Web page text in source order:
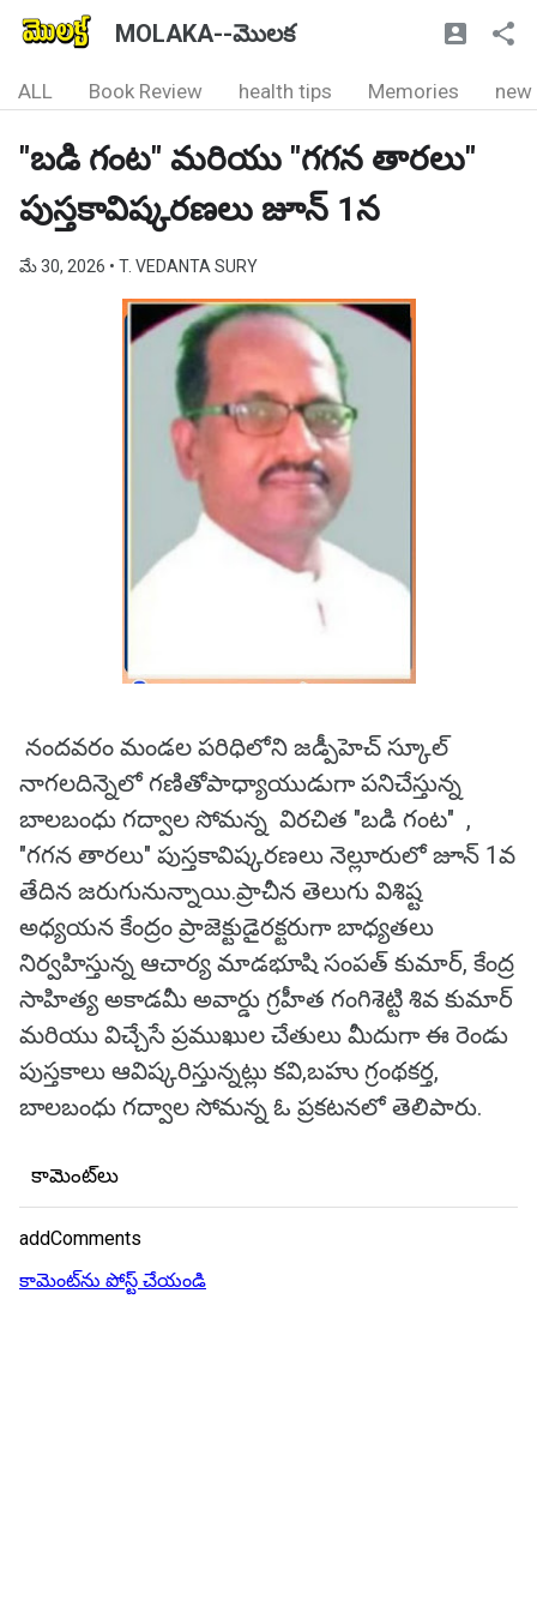
MOLAKA--మొలక
ALL Book Review health tips Memories new
"బడి గంట" మరియు "గగన తారలు"
పుస్తకావిష్కరణలు జూన్ 1న
మే 30, 2026 • T. VEDANTA SURY
నందవరం మండల పరిధిలోని జడ్పీహెచ్ స్కూల్
నాగలదిన్నెలో గణితోపాధ్యాయుడుగా పనిచేస్తున్న
బాలబంధు గద్వాల సోమన్న విరచిత "బడి గంట" ,
"గగన తారలు" పుస్తకావిష్కరణలు నెల్లూరులో జూన్ 1వ
తేదిన జరుగునున్నాయి.ప్రాచీన తెలుగు విశిష్ట
అధ్యయన కేంద్రం ప్రాజెక్టుడైరక్టరుగా బాధ్యతలు
నిర్వహిస్తున్న ఆచార్య మాడభూషి సంపత్ కుమార్, కేంద్ర
సాహిత్య అకాడమీ అవార్డు గ్రహీత గంగిశెట్టి శివ కుమార్
మరియు విచ్చేసే ప్రముఖుల చేతులు మీదుగా ఈ రెండు
పుస్తకాలు ఆవిష్కరిస్తున్నట్లు కవి,బహు గ్రంథకర్త,
బాలబంధు గద్వాల సోమన్న ఓ ప్రకటనలో తెలిపారు.
కామెంట్‌లు
addComments
కామెంట్‌ను పోస్ట్ చేయండి